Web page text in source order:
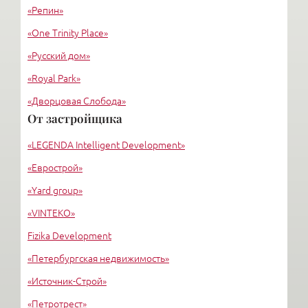
«Репин»
«One Trinity Place»
«Русский дом»
«Royal Park»
«Дворцовая Слобода»
«Дом у Ратуши»
«Монплезир»
От застройщика
«LEGENDA Intelligent Development»
«Еврострой»
«Yard group»
«VINTEKO»
Fizika Development
«Петербургская недвижимость»
«Источник-Строй»
«Петротрест»